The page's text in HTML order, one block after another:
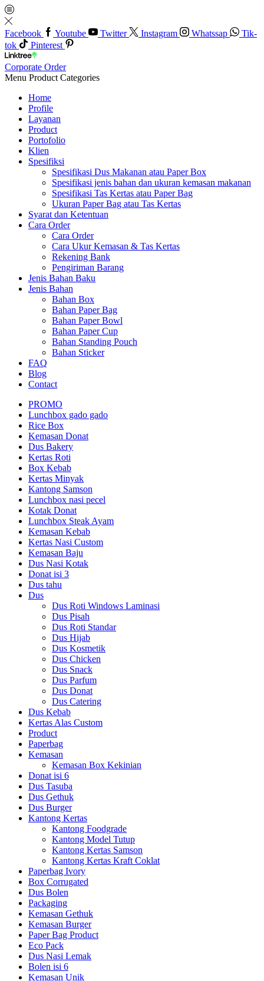
Facebook Youtube Twitter Instagram Whatssap
Tik-
tok
Pinterest
Corporate Order
Menu Product Categories
Home
Profile
Layanan
Product
Portofolio
Klien
Spesifiksi
Spesifikasi Dus Makanan atau Paper Box
Spesifikasi jenis bahan dan ukuran kemasan makanan
Spesifikasi Tas Kertas atau Paper Bag
Ukuran Paper Bag atau Tas Kertas
Syarat dan Ketentuan
Cara Order
Cara Order
Cara Ukur Kemasan & Tas Kertas
Rekening Bank
Pengiriman Barang
Jenis Bahan Baku
Jenis Bahan
Bahan Box
Bahan Paper Bag
Bahan Paper Bowl
Bahan Paper Cup
Bahan Standing Pouch
Bahan Sticker
FAQ
Blog
Contact
PROMO
Lunchbox gado gado
Rice Box
Kemasan Donat
Dus Bakery
Kertas Roti
Box Kebab
Kertas Minyak
Kantong Samson
Lunchbox nasi pecel
Kotak Donat
Lunchbox Steak Ayam
Kemasan Kebab
Kertas Nasi Custom
Kemasan Baju
Dus Nasi Kotak
Donat isi 3
Dus tahu
Dus
Dus Roti Windows Laminasi
Dus Pisah
Dus Roti Standar
Dus Hijab
Dus Kosmetik
Dus Chicken
Dus Snack
Dus Parfum
Dus Donat
Dus Catering
Dus Kebab
Kertas Alas Custom
Product
Paperbag
Kemasan
Kemasan Box Kekinian
Donat isi 6
Dus Tasuba
Dus Gethuk
Dus Burger
Kantong Kertas
Kantong Foodgrade
Kantong Model Tutup
Kantong Kertas Samson
Kantong Kertas Kraft Coklat
Paperbag Ivory
Box Corrugated
Dus Bolen
Packaging
Kemasan Gethuk
Kemasan Burger
Paper Bag Product
Eco Pack
Dus Nasi Lemak
Bolen isi 6
Kemasan Unik